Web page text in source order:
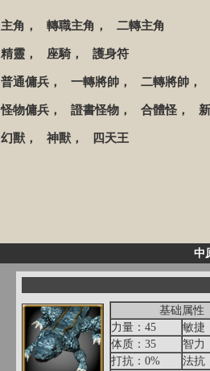
主角 ， 轉職主角 ， 二轉主角
精靈 ， 座騎， 護身符
普通傭兵 ， 一轉將帥 ， 二轉將帥 ，
怪物傭兵 ， 證書怪物 ， 合體怪 ，
幻獸 ， 神獸 ， 四天王
中
基础属性
力量：45
敏捷
体质：35
智力
打抗：0%
法抗